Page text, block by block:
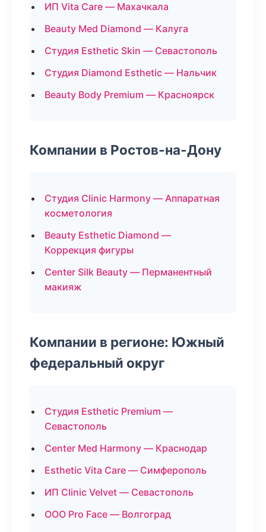
ИП Vita Care — Махачкала
Beauty Med Diamond — Калуга
Студия Esthetic Skin — Севастополь
Студия Diamond Esthetic — Нальчик
Beauty Body Premium — Красноярск
Компании в Ростов-на-Дону
Студия Clinic Harmony — Аппаратная
косметология
Beauty Esthetic Diamond —
Коррекция фигуры
Center Silk Beauty — Перманентный
макияж
Компании в регионе: Южный
федеральный округ
Студия Esthetic Premium —
Севастополь
Center Med Harmony — Краснодар
Esthetic Vita Care — Симферополь
ИП Clinic Velvet — Севастополь
ООО Pro Face — Волгоград